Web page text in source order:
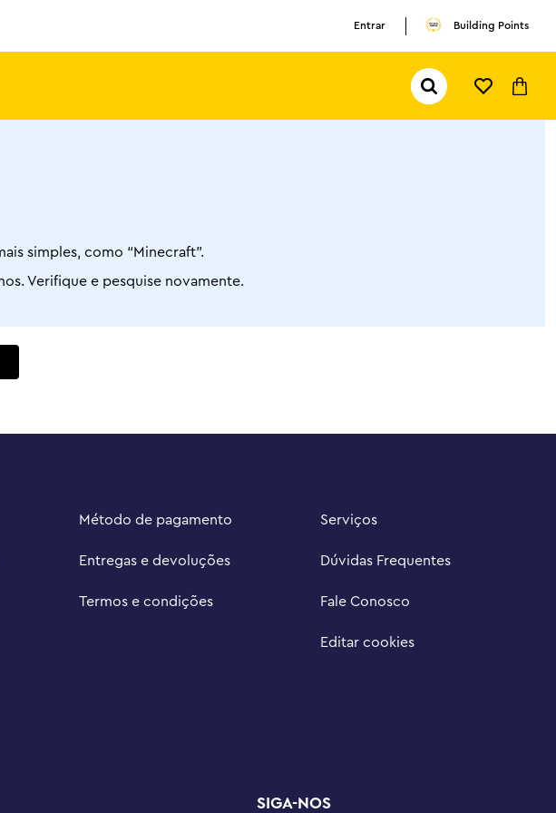
Entrar Building Points
Pesquisar...
simples, como “Minecraft”.
Verifique e pesquise novamente.
Método de pagamento
Entregas e devoluções
Termos e condições
Serviços
Dúvidas Frequentes
Fale Conosco
Editar cookies
SIGA-NOS